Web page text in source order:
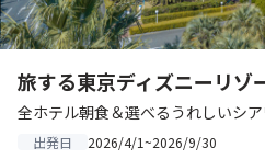
旅する東京ディズニーリゾ
全ホテル朝食＆選べるうれしいシ
出発日
2026/4/1~2026/9/30